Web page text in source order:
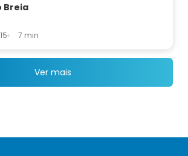
Breia
7 min
Ver mais